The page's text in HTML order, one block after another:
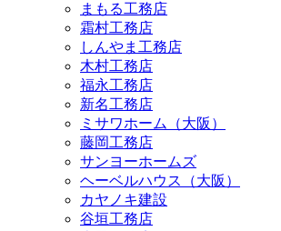
まもる工務店
霜村工務店
しんやま工務店
木村工務店
福永工務店
新名工務店
ミサワホーム（大阪）
藤岡工務店
サンヨーホームズ
ヘーベルハウス（大阪）
カヤノキ建設
谷垣工務店